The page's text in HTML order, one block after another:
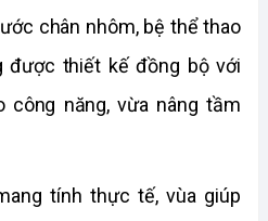
chân nhôm, bệ thể thao
được thiết kế đồng bộ với
công năng, vừa nâng tầm
tính thực tế, vùa giúp